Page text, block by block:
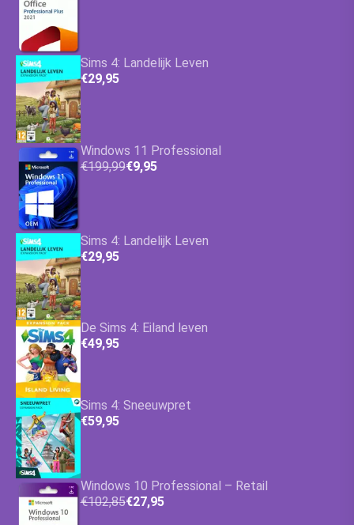
Sims 4: Landelijk Leven
€29,95
Windows 11 Professional
€199,99€9,95
Sims 4: Landelijk Leven
€29,95
De Sims 4: Eiland leven
€49,95
Sims 4: Sneeuwpret
€59,95
Windows 10 Professional – Retail
€102,85€27,95